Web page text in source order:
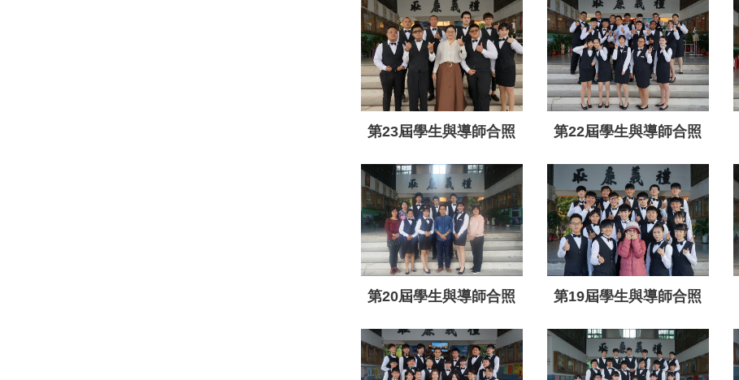
第23屆學生與導師合照 第22屆學生與導師合照
第20屆學生與導師合照 第19屆學生與導師合照